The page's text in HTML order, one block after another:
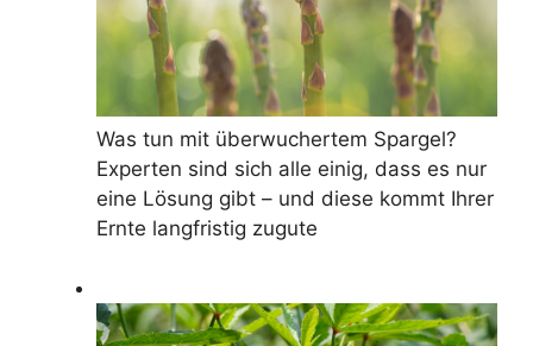
Was tun mit überwuchertem Spargel?
Experten sind sich alle einig, dass es nur
eine Lösung gibt – und diese kommt Ihrer
Ernte langfristig zugute